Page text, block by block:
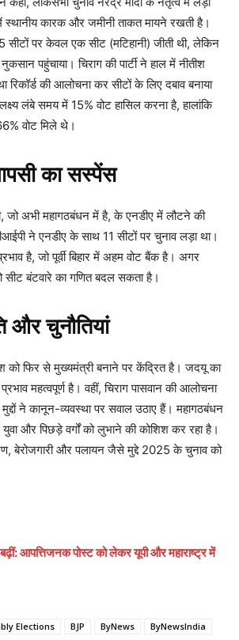
स्थानीय कारक और जमीनी ताकत मायने रखती है।
पर केवल एक सीट (मटिहानी) जीती थी, लेकिन
पहुंचाया। चिराग की पार्टी ने हाल में नीतीश
की आलोचना कर सीटों के लिए दबाव बनाया
लंबे समय में 15% वोट हासिल करना है, हालांकि
वोट मिले थे।
का सस्पेंस
जो अभी महागठबंधन में है, के एनडीए में लौटने की
ने एनडीए के साथ 11 सीटों पर चुनाव लड़ा था।
है, जो पूर्वी बिहार में अहम वोट बैंक है। अगर
सीट बंटवारे का गणित बदल सकता है।
और चुनौतियां
को फिर से मुख्यमंत्री बनाने पर केंद्रित है। जदयू का
महत्वपूर्ण है। वहीं, चिराग पासवान की आलोचना
ने कानून-व्यवस्था पर सवाल उठाए हैं। महागठबंधन
और पिछड़े वर्गों को लुभाने की कोशिश कर रहा है।
बेरोजगारी और पलायन जैसे मुद्दे 2025 के चुनाव को
आपत्तिजनक पोस्ट को लेकर यूपी और महाराष्ट्र में
Elections BJP ByNews ByNewsIndia